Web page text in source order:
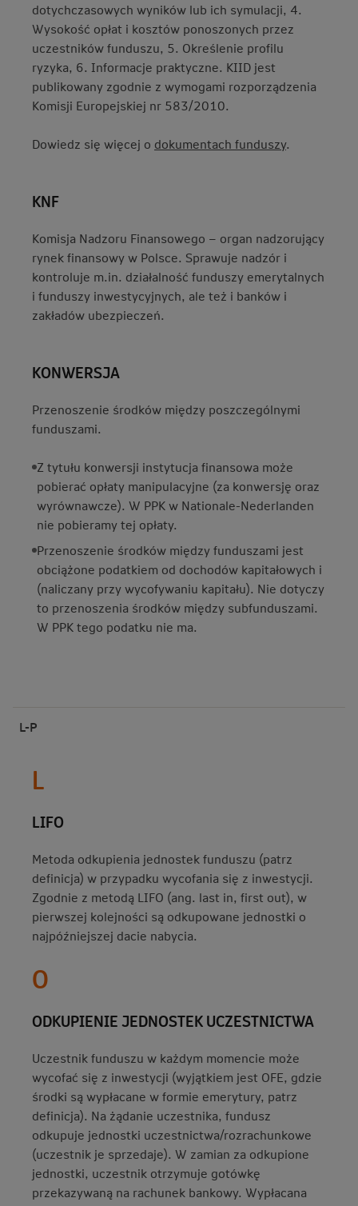
dotychczasowych wyników lub ich symulacji, 4.
Wysokość opłat i kosztów ponoszonych przez
uczestników funduszu, 5. Określenie profilu
ryzyka, 6. Informacje praktyczne. KIID jest
publikowany zgodnie z wymogami rozporządzenia
Komisji Europejskiej nr 583/2010.
Dowiedz się więcej o dokumentach funduszy.
KNF
Komisja Nadzoru Finansowego – organ nadzorujący
rynek finansowy w Polsce. Sprawuje nadzór i
kontroluje m.in. działalność funduszy emerytalnych
i funduszy inwestycyjnych, ale też i banków i
zakładów ubezpieczeń.
KONWERSJA
Przenoszenie środków między poszczególnymi
funduszami.
Z tytułu konwersji instytucja finansowa może
pobierać opłaty manipulacyjne (za konwersję oraz
wyrównawcze). W PPK w Nationale-Nederlanden
nie pobieramy tej opłaty.
Przenoszenie środków między funduszami jest
obciążone podatkiem od dochodów kapitałowych i
(naliczany przy wycofywaniu kapitału). Nie dotyczy
to przenoszenia środków między subfunduszami.
W PPK tego podatku nie ma.
L-P
L
LIFO
Metoda odkupienia jednostek funduszu (patrz
definicja) w przypadku wycofania się z inwestycji.
Zgodnie z metodą LIFO (ang. last in, first out), w
pierwszej kolejności są odkupowane jednostki o
najpóźniejszej dacie nabycia.
O
ODKUPIENIE JEDNOSTEK UCZESTNICTWA
Uczestnik funduszu w każdym momencie może
wycofać się z inwestycji (wyjątkiem jest OFE, gdzie
środki są wypłacane w formie emerytury, patrz
definicja). Na żądanie uczestnika, fundusz
odkupuje jednostki uczestnictwa/rozrachunkowe
(uczestnik je sprzedaje). W zamian za odkupione
jednostki, uczestnik otrzymuje gotówkę
przekazywaną na rachunek bankowy. Wypłacana